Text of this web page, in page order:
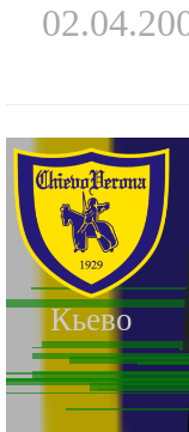
Кьево